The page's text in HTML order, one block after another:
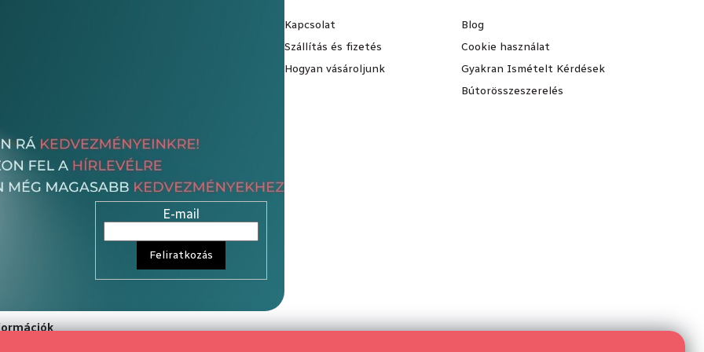
E-mail
Feliratkozás
Kapcsolat
Szállítás és fizetés
Hogyan vásároljunk
Blog
Cookie használat
Gyakran Ismételt Kérdések
Bútorösszeszerelés